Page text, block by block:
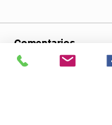
Comentarios